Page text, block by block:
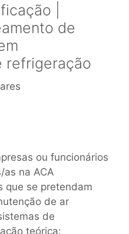
|
de
refrigeração
ou funcionários
as na ACA
que se pretendam
de ar
de
teórica: